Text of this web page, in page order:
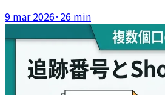
por categoría de producto cómo
artículos frágiles, cómo usar
humedad y combinaciones
3 cm.
9 mar 2026· 26 min